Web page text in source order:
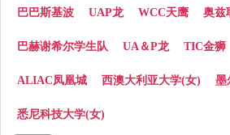
巴巴斯基波 UAP龙 WCC天鹰 奥兹
巴赫谢希尔学生队 UA＆P龙 TIC金狮
ALIAC凤凰城 西澳大利亚大学(女) 墨
悉尼科技大学(女)